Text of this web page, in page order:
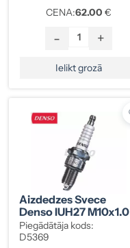
CENA:62.00 €
- +
Ielikt grozā
Aizdedzes Svece
Denso IUH27 M10x1.0
Piegādātāja kods:
D5369